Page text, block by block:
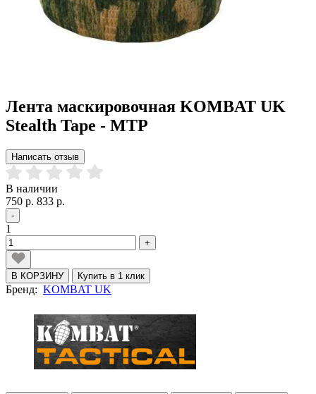
Лента маскировочная KOMBAT UK
Stealth Tape - MTP
Написать отзыв
В наличии
750 р. 833 р.
-
1
+
В КОРЗИНУ Купить в 1 клик
Бренд: KOMBAT UK